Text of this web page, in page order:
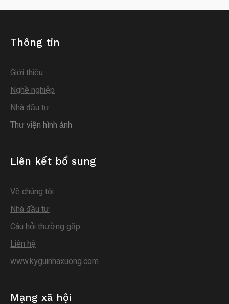
Thông tin
Giới thiệu
Nghề nghiệp
Nhà đầu tư
Thư viện hình ảnh
Liên kết bổ sung
Về chúng tôi
Nhà đầu tư
Câu hỏi thường gặp
Liên hệ
www.kyguinhaxuong.com
Mạng xã hội